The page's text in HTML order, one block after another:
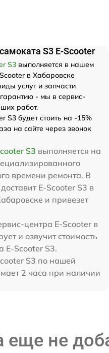
S3 E-Scooter
S3 выполняется в нашем
в Хабаровске
услуг и запчасти
- мы в сервис-
работ.
S3 будет стоить на -15%
на сайте через звонок
S3 выполняется на
времени ремонта. В
E-Scooter S3 в
и привезет
центра E-Scooter в
и озвучит стоимость
E-Scooter S3.
S3 по нашей
2 часа при наличии
еще не